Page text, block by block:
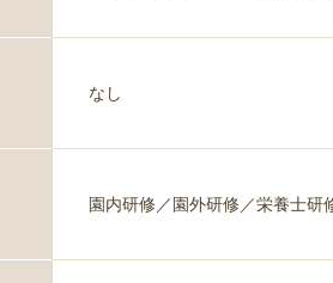
なし
園内研修／園外研修／栄養士